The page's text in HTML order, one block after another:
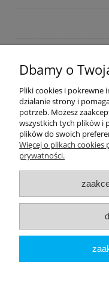
Dive Factory 24-
woj.
tel.12 418
pokaż
Dbamy o
Pliki cookies i pokrewne
działanie strony i
potrzeb. Możesz
wszystkich tych plików i
plików do swoich
Więcej o plikach cookies
prywatności.